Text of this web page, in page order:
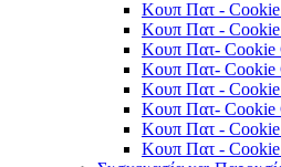
Κουπ Πατ - Cookie
Κουπ Πατ - Cookie
Κουπ Πατ- Cookie
Κουπ Πατ- Cookie
Κουπ Πατ - Cookie
Κουπ Πατ- Cookie
Κουπ Πατ - Cookie
Κουπ Πατ - Cookie